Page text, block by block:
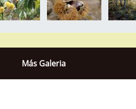
Más Galeria